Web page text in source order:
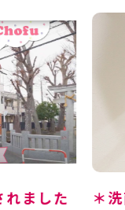
れました
＊